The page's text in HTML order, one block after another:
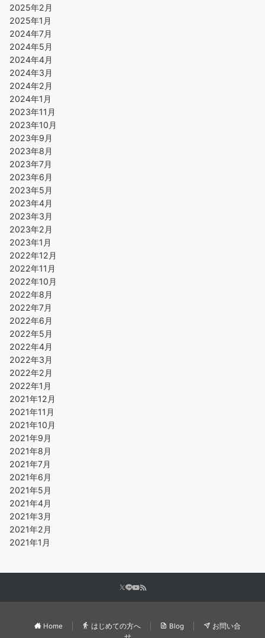
2025年2月
2025年1月
2024年7月
2024年5月
2024年4月
2024年3月
2024年2月
2024年1月
2023年11月
2023年10月
2023年9月
2023年8月
2023年7月
2023年6月
2023年5月
2023年4月
2023年3月
2023年2月
2023年1月
2022年12月
2022年11月
2022年10月
2022年8月
2022年7月
2022年6月
2022年5月
2022年4月
2022年3月
2022年2月
2022年1月
2021年12月
2021年11月
2021年10月
2021年9月
2021年8月
2021年7月
2021年6月
2021年5月
2021年4月
2021年3月
2021年2月
2021年1月
Home はじめての方へ Blog
お問い合